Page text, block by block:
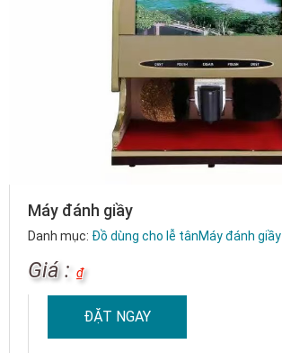
Máy đánh giầy
Danh mục: Đồ dùng cho lễ tânMáy đánh giầy
Giá : ₫
ĐẶT NGAY